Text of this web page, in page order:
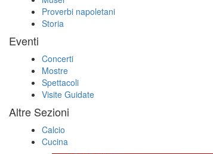
Proverbi napoletani
Storia
Eventi
Concerti
Mostre
Spettacoli
Visite Guidate
Altre Sezioni
Calcio
Cucina